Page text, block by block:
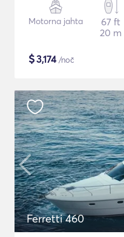
Motorna jahta
67 ft
20 m
$3,174/noč
Ferretti 460